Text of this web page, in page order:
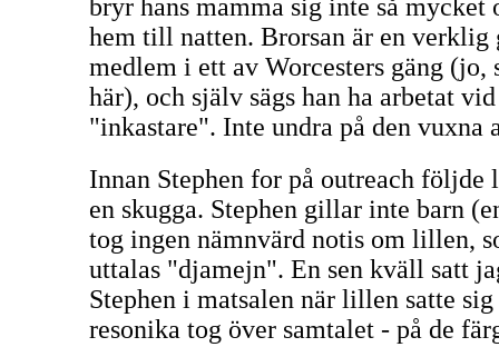
bryr hans mamma sig inte så
hem till natten. Brorsan är en verklig
medlem i ett av Worcesters gäng (jo,
här), och själv sägs han ha arbetat
"inkastare". Inte undra på den vuxna
Innan Stephen for på outreach
en skugga. Stephen gillar inte barn
tog ingen nämnvärd notis om lillen,
uttalas "djamejn". En sen kväll satt
Stephen i matsalen när lillen satte
resonika tog över samtalet - på de